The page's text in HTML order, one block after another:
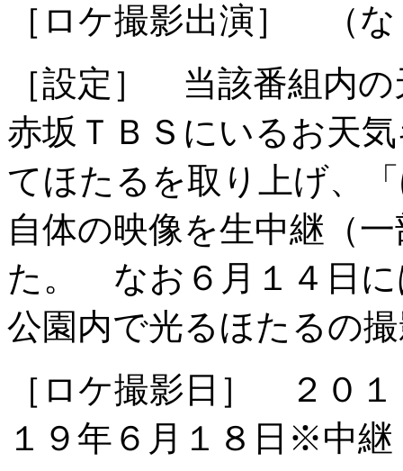
［ロケ撮影出演］ （
［設定］ 当該番組内
赤坂ＴＢＳにいるお天
てほたるを取り上げ、
自体の映像を生中継（
た。 なお６月１４日に
公園内で光るほたるの
［ロケ撮影日］ ２０
１９年６月１８日※中継